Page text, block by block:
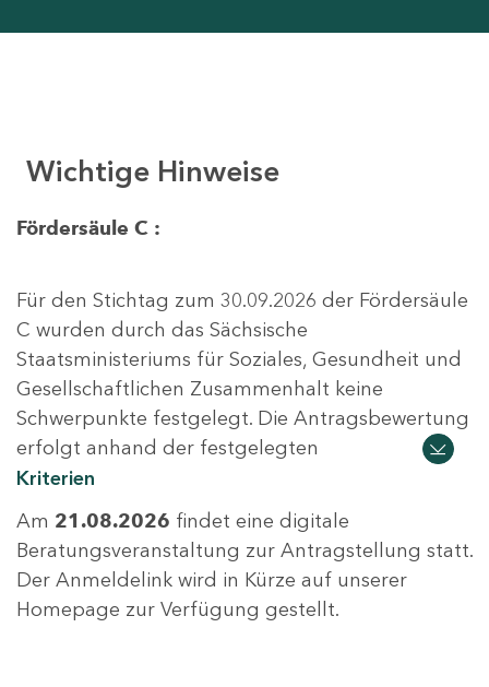
Wichtige Hinweise
Fördersäule C :
Für den Stichtag zum 30.09.2026 der Fördersäule
C wurden durch das Sächsische
Staatsministeriums für Soziales, Gesundheit und
Gesellschaftlichen Zusammenhalt keine
Schwerpunkte festgelegt. Die Antragsbewertung
erfolgt anhand der festgelegten
Kriterien
Am 21.08.2026 findet eine digitale
Beratungsveranstaltung zur Antragstellung statt.
Der Anmeldelink wird in Kürze auf unserer
Homepage zur Verfügung gestellt.